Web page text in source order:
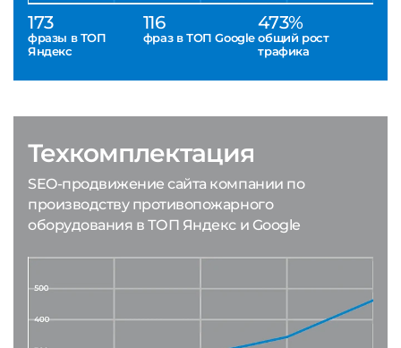
173
фразы в ТОП
Яндекс
116
фраз в ТОП Google
473%
общий рост
трафика
Техкомплектация
SEO-продвижение сайта компании по
производству противопожарного
оборудования в ТОП Яндекс и Google